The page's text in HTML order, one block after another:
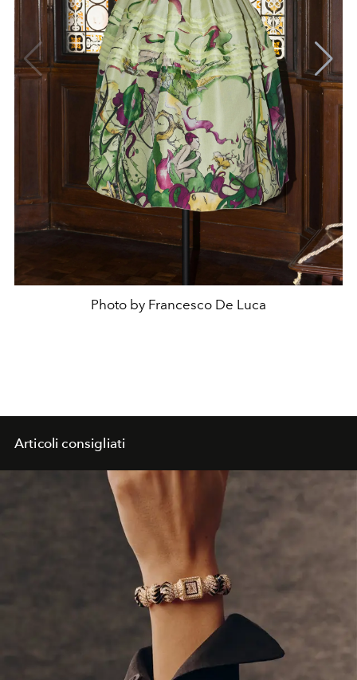
Photo by Francesco De Luca
Articoli consigliati